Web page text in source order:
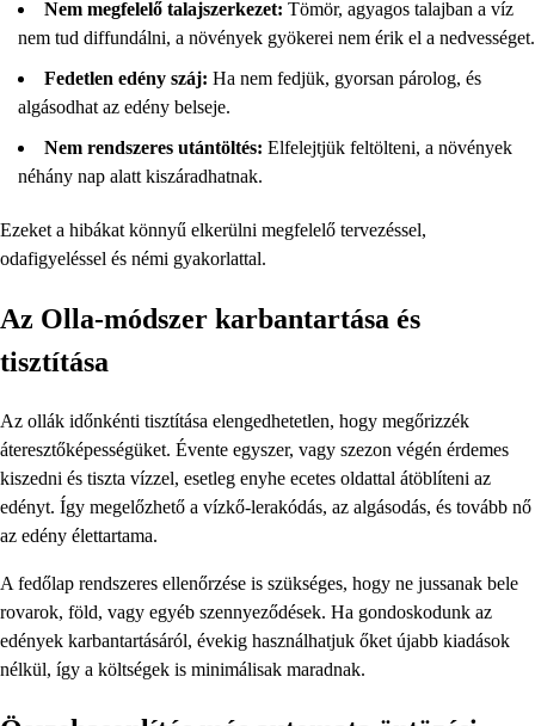
Nem megfelelő talajszerkezet: Tömör, agyagos talajban a víz
nem tud diffundálni, a növények gyökerei nem érik el a nedvességet.
Fedetlen edény száj: Ha nem fedjük, gyorsan párolog, és
algásodhat az edény belseje.
Nem rendszeres utántöltés: Elfelejtjük feltölteni, a növények
néhány nap alatt kiszáradhatnak.
Ezeket a hibákat könnyű elkerülni megfelelő tervezéssel,
odafigyeléssel és némi gyakorlattal.
Az Olla-módszer karbantartása és
tisztítása
Az ollák időnkénti tisztítása elengedhetetlen, hogy megőrizzék
áteresztőképességüket. Évente egyszer, vagy szezon végén érdemes
kiszedni és tiszta vízzel, esetleg enyhe ecetes oldattal átöblíteni az
edényt. Így megelőzhető a vízkő-lerakódás, az algásodás, és tovább nő
az edény élettartama.
A fedőlap rendszeres ellenőrzése is szükséges, hogy ne jussanak bele
rovarok, föld, vagy egyéb szennyeződések. Ha gondoskodunk az
edények karbantartásáról, évekig használhatjuk őket újabb kiadások
nélkül, így a költségek is minimálisak maradnak.